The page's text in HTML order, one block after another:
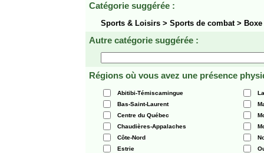
Catégorie suggérée :
Sports & Loisirs > Sports de combat > Boxe
Autre catégorie suggérée :
Régions où vous avez une présence
Abitibi-Témiscamingue
Bas-Saint-Laurent
Centre du Québec
Chaudières-Appalaches
Côte-Nord
Estrie